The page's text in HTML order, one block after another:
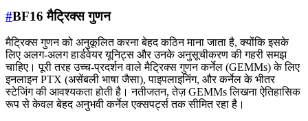
#BF16 मैट्रिक्स गुणन
मैट्रिक्स गुणन को अनुकूलित करना बेहद कठिन माना जाता है, क्योंकि इसके
लिए अलग-अलग हार्डवेयर यूनिट्स और उनके अनुसूचीकरण की गहरी समझ
चाहिए। पूरी तरह उच्च-प्रदर्शन वाले मैट्रिक्स गुणन कर्नेल (GEMMs) के लिए
इनलाइन PTX (असेंबली भाषा जैसा), पाइपलाइनिंग, और कर्नेल के भीतर
स्टेजिंग की आवश्यकता होती है। नतीजतन, तेज़ GEMMs लिखना ऐतिहासिक
रूप से केवल बेहद अनुभवी कर्नेल एक्सपर्ट्स तक सीमित रहा है।